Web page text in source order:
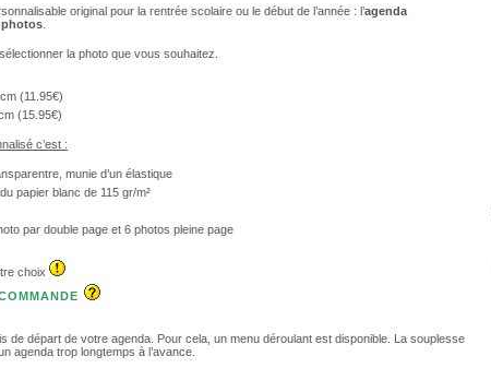
original pour la rentrée scolaire ou le début de l’année : l’agenda
photos
la photo que vous souhaitez.
(11.95€)
(15.95€)
c’est :
munie d’un élastique
papier blanc de 115 gr/m²
par double page et 6 photos pleine page
choix
de départ de votre agenda. Pour cela, un menu déroulant est disponible. La souplesse
agenda trop longtemps à l’avance.